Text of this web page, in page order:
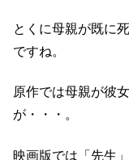
とくに母親が既に
ですね。
原作では母親が彼
が・・・。
映画版では「先生